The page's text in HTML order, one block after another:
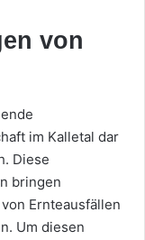
von
im Kalletal dar
Diese
bringen
Ernteausfällen
Um diesen